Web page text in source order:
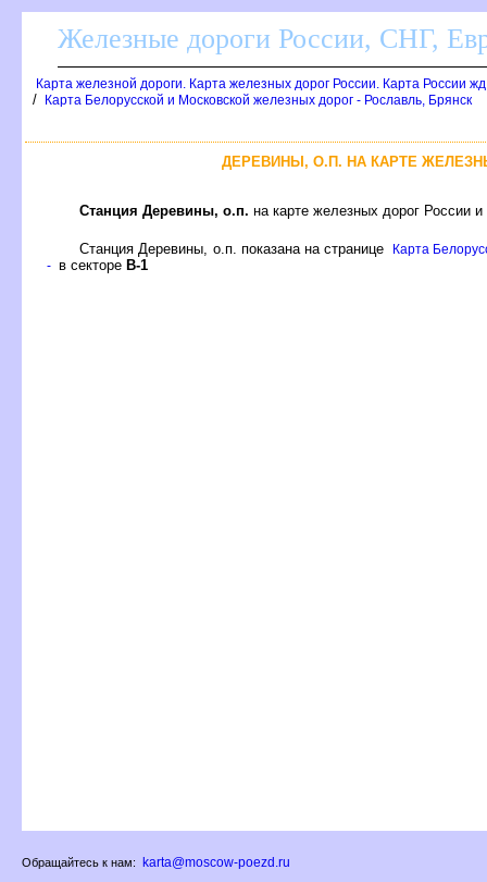
Железные дороги России, СНГ,
Карта железной дороги. Карта железных дорог России. Карта России
/ Карта Белорусской и Московской железных дорог - Рославль, Брянск
ДЕРЕВИНЫ, О.П. НА КАРТЕ
Станция Деревины, о.п. на карте железных дорог России
Станция Деревины, о.п. показана на странице
Карта
- секторе -1
Обращайтесь к нам: karta@moscow-poezd.ru